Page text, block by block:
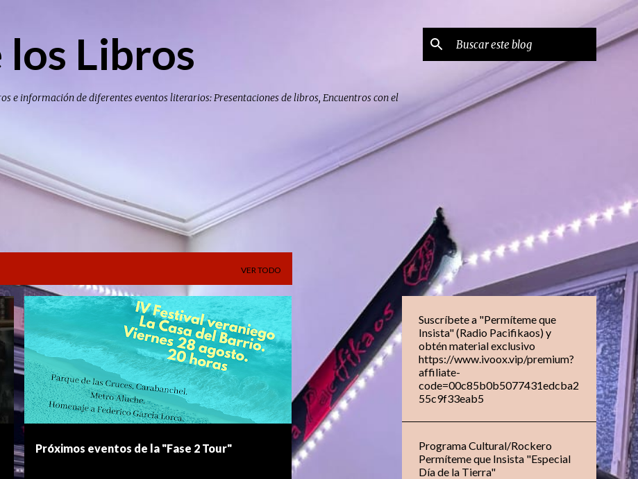
los Libros
e información de diferentes eventos literarios: Presentaciones de libros, Encuentros con el
VER TODO
Próximos eventos de la "Fase 2 Tour"
FEDERICO GARÍA LORCA
FUENLABRADA +
POESÍA
Suscríbete a "Permíteme que
Insista" (Radio Pacifikaos) y
obtén material exclusivo
https://www.ivoox.vip/premium?
affiliate-
code=00c85b0b5077431edcba2
55c9f33eab5
Programa Cultural/Rockero
Permíteme que Insista "Especial
Día de la Tierra"